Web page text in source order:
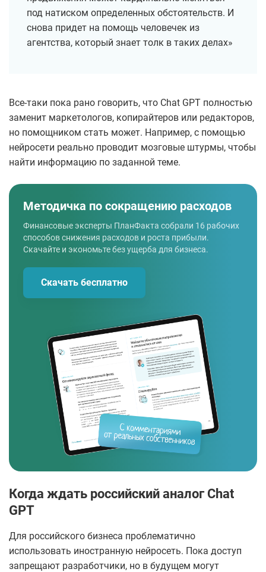
под натиском определенных обстоятельств. И
снова придет на помощь человечек из
агентства, который знает толк в таких делах»
Все-таки пока рано говорить, что Chat GPT полностью
заменит маркетологов, копирайтеров или редакторов,
но помощником стать может. Например, с помощью
нейросети реально проводит мозговые штурмы, чтобы
найти информацию по заданной теме.
Методичка по сокращению расходов
Финансовые эксперты ПланФакта собрали 16 рабочих
способов снижения расходов и роста прибыли.
Скачайте и экономьте без ущерба для бизнеса.
Скачать бесплатно
Когда ждать российский аналог Chat
GPT
Для российского бизнеса проблематично
использовать иностранную нейросеть. Пока доступ
запрещают разработчики, но в будущем могут